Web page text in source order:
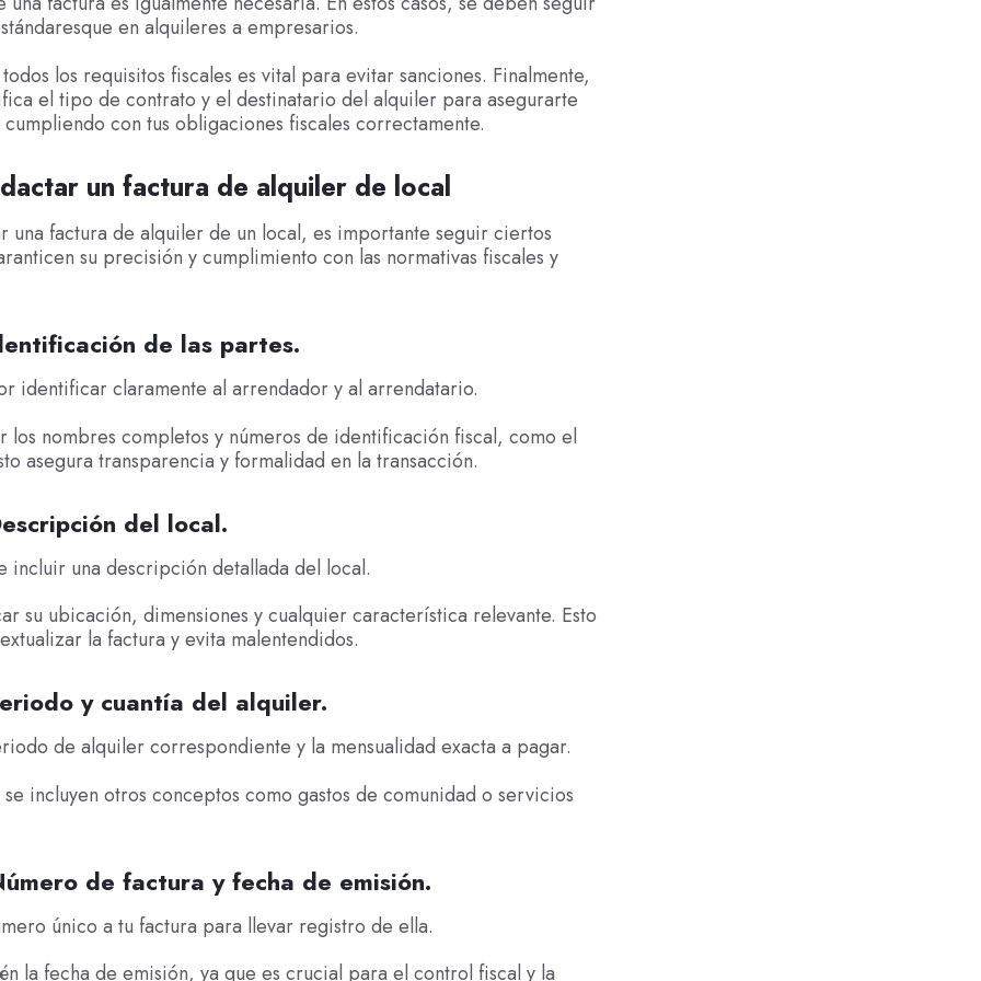
en alquileres a empresarios.
los requisitos fiscales es vital para evitar sanciones. Finalmente,
el tipo de contrato y el destinatario del alquiler para asegurarte
cumpliendo con tus obligaciones fiscales correctamente.
un factura de alquiler de local
una factura de alquiler de un local, es importante seguir ciertos
su precisión y cumplimiento con las normativas fiscales y
de las partes.
identificar claramente al arrendador y al arrendatario.
los nombres completos y números de identificación fiscal, como el
asegura transparencia y formalidad en la transacción.
del local.
incluir una descripción detallada del local.
su ubicación, dimensiones y cualquier característica relevante. Esto
la factura y evita malentendidos.
y cuantía del alquiler.
de alquiler correspondiente y la mensualidad exacta a pagar.
incluyen otros conceptos como gastos de comunidad o servicios
de factura y fecha de emisión.
único a tu factura para llevar registro de ella.
la fecha de emisión, ya que es crucial para el control fiscal y la